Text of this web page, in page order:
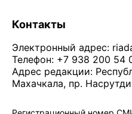
Контакты
Электронный адрес:
Телефон: +7 938 200 54
Адрес редакции:
Махачкала, пр.